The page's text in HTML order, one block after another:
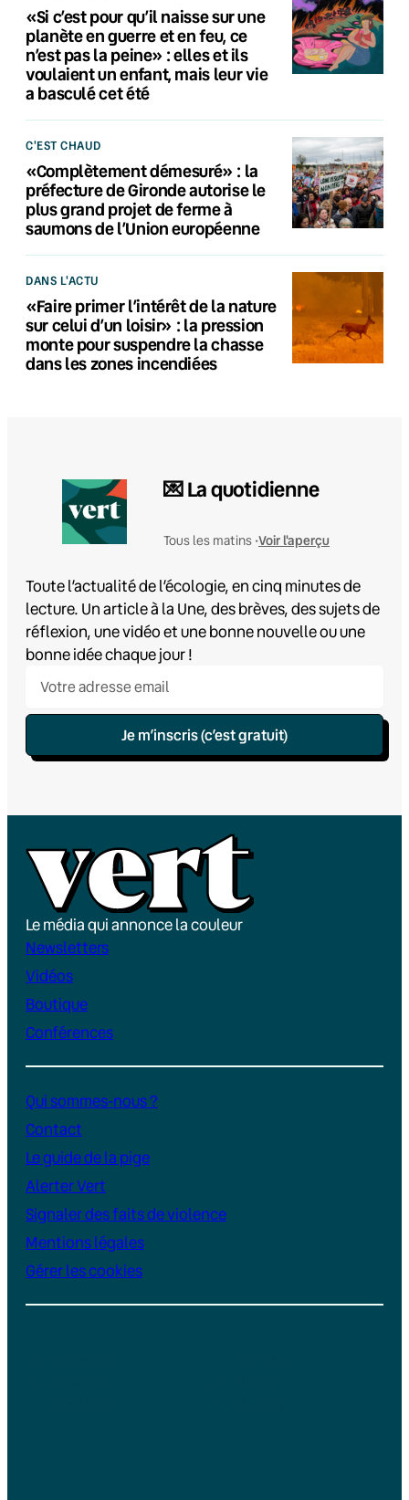
«Si c’est pour qu’il naisse sur une
planète en guerre et en feu, ce
n’est pas la peine» : elles et ils
voulaient un enfant, mais leur vie
a basculé cet été
C'EST CHAUD
«Complètement démesuré» : la
préfecture de Gironde autorise le
plus grand projet de ferme à
saumons de l’Union européenne
DANS L'ACTU
«Faire primer l’intérêt de la nature
sur celui d’un loisir» : la pression
monte pour suspendre la chasse
dans les zones incendiées
💌 La quotidienne
Tous les matins •Voir l'aperçu
Toute l’actualité de l’écologie, en cinq minutes de
lecture. Un article à la Une, des brèves, des sujets de
réflexion, une vidéo et une bonne nouvelle ou une
bonne idée chaque jour !
Je m’inscris (c’est gratuit)
Le média qui annonce la couleur
Newsletters
Vidéos
Boutique
Conférences
Qui sommes-nous ?
Contact
Le guide de la pige
Alerter Vert
Signaler des faits de violence
Mentions légales
Gérer les cookies